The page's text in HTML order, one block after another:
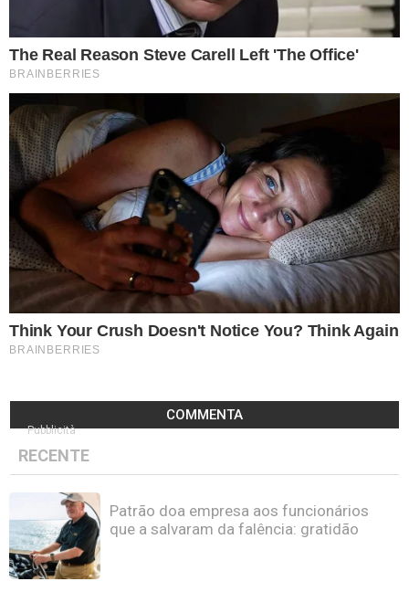
COMMENTA
Pubblicità
RECENTE
Patrão doa empresa aos funcionários
que a salvaram da falência: gratidão